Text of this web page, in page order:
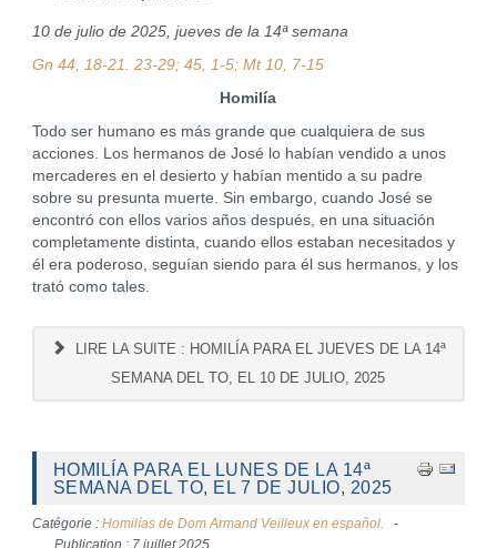
10 de julio de 2025, jueves de la 14ª semana
Gn 44, 18-21. 23-29; 45, 1-5; Mt 10, 7-15
Homilía
Todo ser humano es más grande que cualquiera de sus
acciones. Los hermanos de José lo habían vendido a unos
mercaderes en el desierto y habían mentido a su padre
sobre su presunta muerte. Sin embargo, cuando José se
encontró con ellos varios años después, en una situación
completamente distinta, cuando ellos estaban necesitados y
él era poderoso, seguían siendo para él sus hermanos, y los
trató como tales.
LIRE LA SUITE : HOMILÍA PARA EL JUEVES DE LA 14ª
SEMANA DEL TO, EL 10 DE JULIO, 2025
HOMILÍA PARA EL LUNES DE LA 14ª
SEMANA DEL TO, EL 7 DE JULIO, 2025
Catégorie : Homilías de Dom Armand Veilleux en español.
Publication : 7 juillet 2025